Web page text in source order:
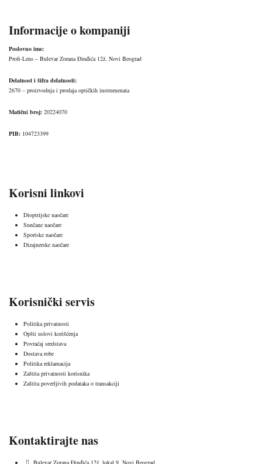
Informacije o kompaniji
Poslovno ime:
Profi-Lens – Bulevar Zorana Đinđića 12ž, Novi Beograd
Delatnost i šifra delatnosti:
2670 – proizvodnja i prodaja optičkih instrumenata
Matični broj: 20224070
PIB: 104723399
Korisni linkovi
Dioptrijske naočare
Sunčane naočare
Sportske naočare
Dizajnerske naočare
Korisnički servis
Politika privatnosti
Opšti uslovi korišćenja
Povraćaj sredstava
Dostava robe
Politika reklamacija
Zaštita privatnosti korisnika
Zaštita poverljivih podataka o transakciji
Kontaktirajte nas